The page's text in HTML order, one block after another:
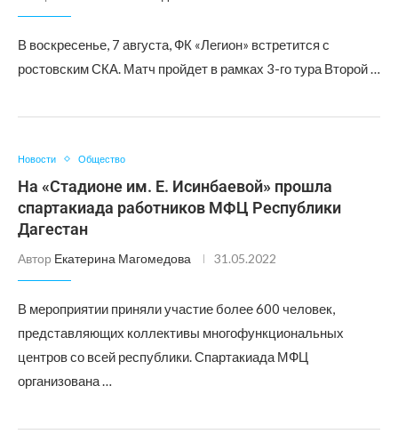
В воскресенье, 7 августа, ФК «Легион» встретится с
ростовским СКА. Матч пройдет в рамках 3-го тура Второй …
Новости Общество
На «Стадионе им. Е. Исинбаевой» прошла
спартакиада работников МФЦ Республики
Дагестан
Автор Екатерина Магомедова 31.05.2022
В мероприятии приняли участие более 600 человек,
представляющих коллективы многофункциональных
центров со всей республики. Спартакиада МФЦ
организована …